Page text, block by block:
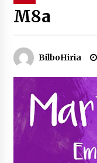
M8a
BilboHiria